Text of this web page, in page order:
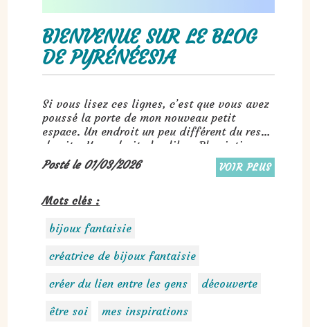
BIENVENUE SUR LE BLOG
DE PYRÉNÉESIA
Si vous lisez ces lignes, c’est que vous avez
poussé la porte de mon nouveau petit
espace. Un endroit un peu différent du reste
du site. Un endroit plus libre. Plus intime.
Plus détaillé aussi...
Posté le 01/03/2026 VOIR PLUS
Mots clés :
bijoux fantaisie
créatrice de bijoux fantaisie
créer du lien entre les gens
découverte
être soi
mes inspirations